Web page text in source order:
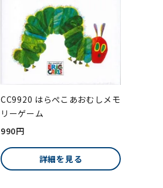
CC9920 はらぺこあおむしメモ
リーゲーム
990円
詳細を見る